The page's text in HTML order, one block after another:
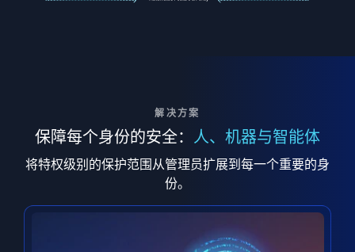
解决方案
保障每个身份的安全： 人、机器与智能体
将特权级别的保护范围从管理员扩展到每一个重要的身
份。